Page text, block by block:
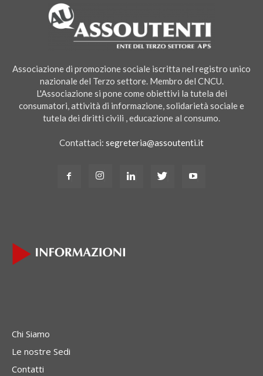
Associazione di promozione sociale iscritta nel registro unico
nazionale del Terzo settore. Membro del CNCU.
L'Associazione si pone come obiettivi la tutela dei
consumatori, attività di informazione, solidarietà sociale e
tutela dei diritti civili , educazione al consumo.
Contattaci: segreteria@assoutenti.it
Chi Siamo
Le nostre Sedi
Contatti